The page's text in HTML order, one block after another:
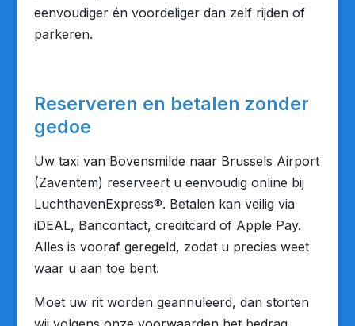
eenvoudiger én voordeliger dan zelf rijden of
parkeren.
Reserveren en betalen zonder
gedoe
Uw taxi van Bovensmilde naar Brussels Airport
(Zaventem) reserveert u eenvoudig online bij
LuchthavenExpress®. Betalen kan veilig via
iDEAL, Bancontact, creditcard of Apple Pay.
Alles is vooraf geregeld, zodat u precies weet
waar u aan toe bent.
Moet uw rit worden geannuleerd, dan storten